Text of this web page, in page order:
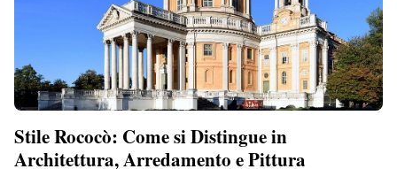
Stile Rococò: Come si Distingue in
Architettura, Arredamento e Pittura